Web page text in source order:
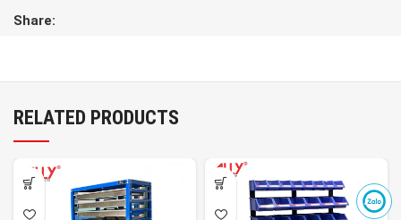
Share:
RELATED PRODUCTS